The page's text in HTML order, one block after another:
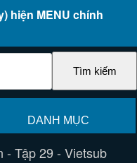
hiện MENU chính
DANH MỤC
- Tập 29 - Vietsub